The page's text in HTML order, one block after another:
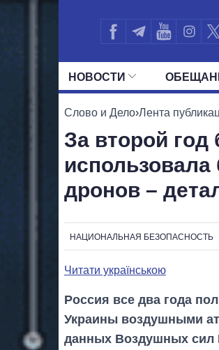
НОВОСТИ
ВСЕ ПОЛИТИКИ
Слово и Дело›Лента
За второй
использовала
дронов –
НАЦИОНАЛЬНАЯ БЕЗОПАСНОСТЬ
Читати українською
Россия все два года
Украины воздушными
данных Воздушных сил